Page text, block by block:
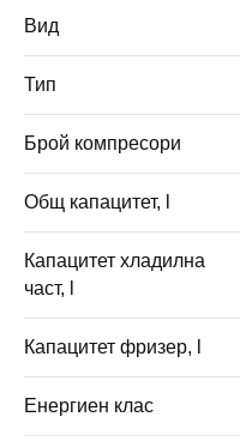
Вид
Тип
Брой компресори
Общ капацитет, l
Капацитет хладилна
част, l
Капацитет фризер, l
Енергиен клас